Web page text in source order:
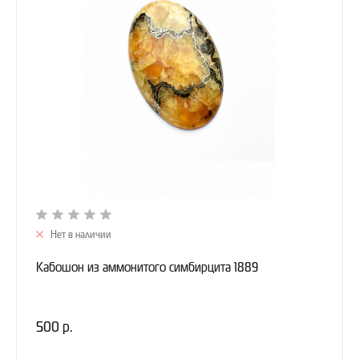
Нет в наличии
Кабошон из аммонитого симбирцита 1889
500 р.